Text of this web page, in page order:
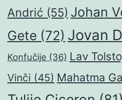
Andrić (55) Johan
Gete (72) Jovan
Konfučije (36) Lav
Vinči (45) Mahatma